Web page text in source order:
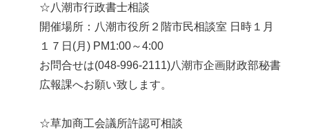
☆八潮市行政書士相談
開催場所：八潮市役所２階市民相談室 日時１月
１７日(月) PM1:00～4:00
お問合せは(048-996-2111)八潮市企画財政部秘書
広報課へお願い致します。
☆草加商工会議所許認可相談